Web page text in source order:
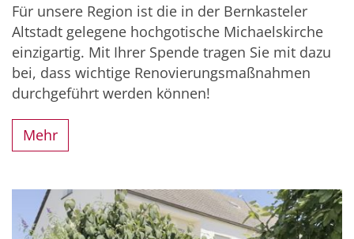
Für unsere Region ist die in der Bernkasteler
Altstadt gelegene hochgotische Michaelskirche
einzigartig. Mit Ihrer Spende tragen Sie mit dazu
bei, dass wichtige Renovierungsmaßnahmen
durchgeführt werden können!
Mehr